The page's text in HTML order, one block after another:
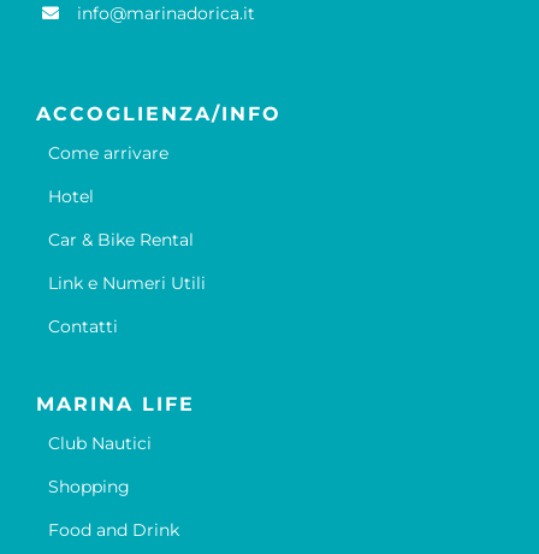
info@marinadorica.it
ACCOGLIENZA/INFO
Come arrivare
Hotel
Car & Bike Rental
Link e Numeri Utili
Contatti
MARINA LIFE
Club Nautici
Shopping
Food and Drink